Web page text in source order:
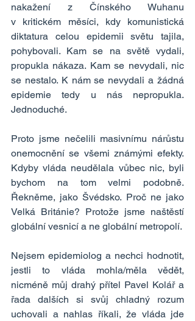
nakažení z Čínského Wuhanu
v kritickém měsíci, kdy komunistická
diktatura celou epidemii světu tajila,
pohybovali. Kam se na světě vydali,
propukla nákaza. Kam se nevydali, nic
se nestalo. K nám se nevydali a žádná
epidemie tedy u nás nepropukla.
Jednoduché.
Proto jsme nečelili masivnímu nárůstu
onemocnění se všemi známými efekty.
Kdyby vláda neudělala vůbec nic, byli
bychom na tom velmi podobně.
Řekněme, jako Švédsko. Proč ne jako
Velká Británie? Protože jsme naštěstí
globální vesnicí a ne globální metropolí.
Nejsem epidemiolog a nechci hodnotit,
jestli to vláda mohla/měla vědět,
nicméně můj drahý přítel Pavel Kolář a
řada dalších si svůj chladný rozum
uchovali a nahlas říkali, že vláda jde